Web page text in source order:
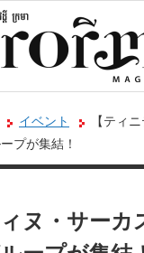
イベント
【ティ
プが集結！
ィヌ・サーカ